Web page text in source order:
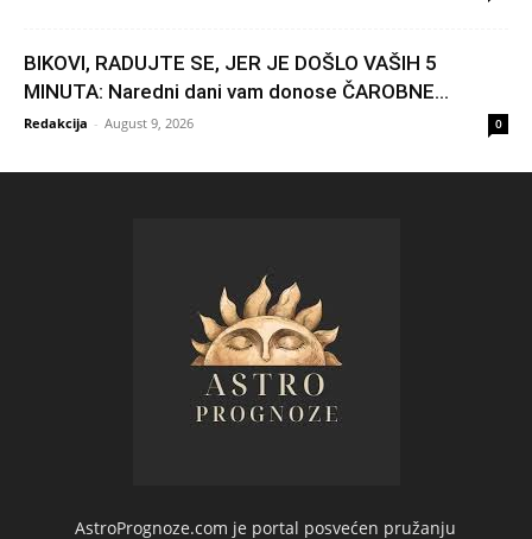
BIKOVI, RADUJTE SE, JER JE DOŠLO VAŠIH 5
MINUTA: Naredni dani vam donose ČAROBNE...
Redakcija - August 9, 2026 0
AstroPrognoze.com je portal posvećen pružanju